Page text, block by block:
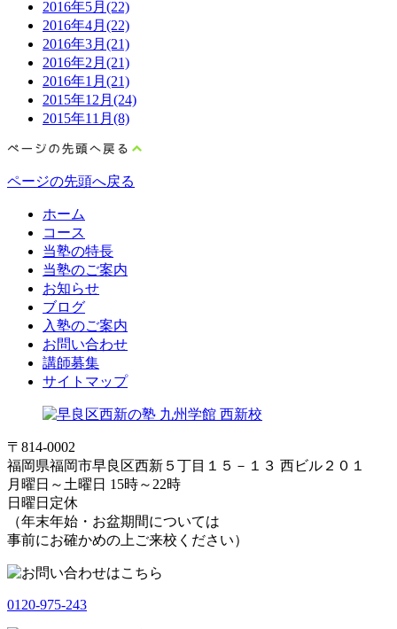
2016年5月(22)
2016年4月(22)
2016年3月(21)
2016年2月(21)
2016年1月(21)
2015年12月(24)
2015年11月(8)
ページの先頭へ戻る
ホーム
コース
当塾の特長
当塾のご案内
お知らせ
ブログ
入塾のご案内
お問い合わせ
講師募集
サイトマップ
〒814-0002
福岡県福岡市早良区西新５丁目１５－１３ 西ビル２０１
月曜日～土曜日 15時～22時
日曜日定休
（年末年始・お盆期間については
事前にお確かめの上ご来校ください）
0120-975-243